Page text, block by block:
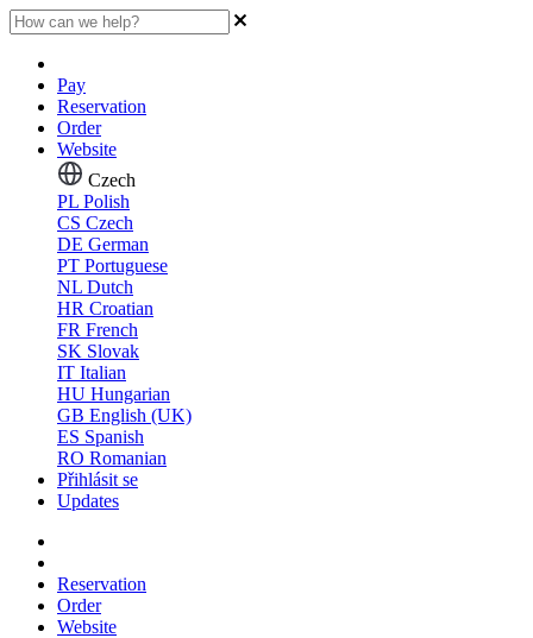
Pay
Reservation
Order
Website
Czech
PL Polish
CS Czech
DE German
PT Portuguese
NL Dutch
HR Croatian
FR French
SK Slovak
IT Italian
HU Hungarian
GB English (UK)
ES Spanish
RO Romanian
Přihlásit se
Updates
Reservation
Order
Website